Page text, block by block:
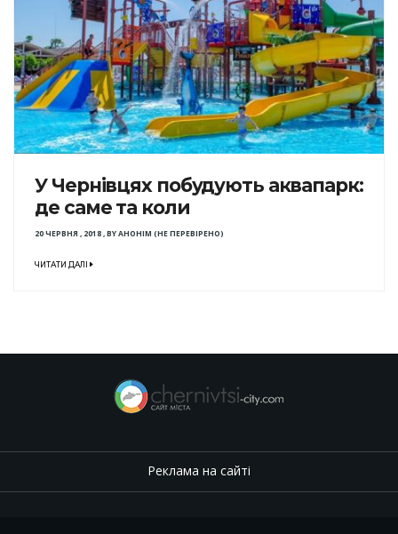
У Чернівцях побудують аквапарк:
де саме та коли
20 ЧЕРВНЯ , 2018,BYАНОНІМ (НЕ ПЕРЕВІРЕНО)
ЧИТАТИ ДАЛІ
Реклама на сайті